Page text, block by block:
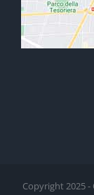
Copyright 2025